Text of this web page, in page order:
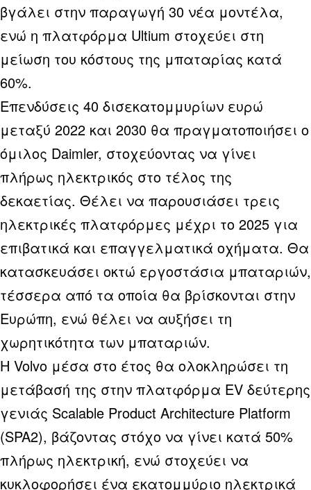
βγάλει στην παραγωγή 30 νέα μοντέλα,
ενώ η πλατφόρμα Ultium στοχεύει στη
μείωση του κόστους της μπαταρίας κατά
60%.
Επενδύσεις 40 δισεκατομμυρίων ευρώ
μεταξύ 2022 και 2030 θα πραγματοποιήσει ο
όμιλος Daimler, στοχεύοντας να γίνει
πλήρως ηλεκτρικός στο τέλος της
δεκαετίας. Θέλει να παρουσιάσει τρεις
ηλεκτρικές πλατφόρμες μέχρι το 2025 για
επιβατικά και επαγγελματικά οχήματα. Θα
κατασκευάσει οκτώ εργοστάσια μπαταριών,
τέσσερα από τα οποία θα βρίσκονται στην
Ευρώπη, ενώ θέλει να αυξήσει τη
χωρητικότητα των μπαταριών.
Η Volvo μέσα στο έτος θα ολοκληρώσει τη
μετάβασή της στην πλατφόρμα EV δεύτερης
γενιάς Scalable Product Architecture Platform
(SPA2), βάζοντας στόχο να γίνει κατά 50%
πλήρως ηλεκτρική, ενώ στοχεύει να
κυκλοφορήσει ένα εκατομμύριο ηλεκτρικά